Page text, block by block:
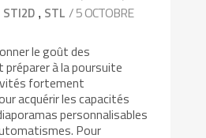
STI2D , STL / 5 OCTOBRE
le goût des
à la poursuite
fortement
acquérir les capacités
personnalisables
Pour